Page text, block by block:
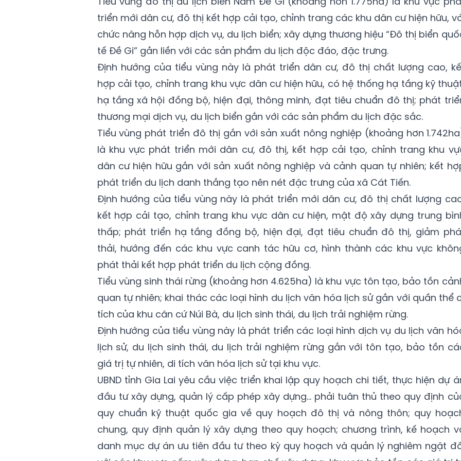
triển mới dân cư, đô thị kết hợp cải tạo, chỉnh trang các khu dân cư hiện hữu,
chức năng hỗn hợp dịch vụ, du lịch biển; xây dựng thương hiệu “Đô thị biển
tế Đề Gi” gắn liền với các sản phẩm du lịch độc đáo, đặc trưng.
Định hướng của tiểu vùng này là phát triển dân cư, đô thị chất lượng cao,
hợp cải tạo, chỉnh trang khu vực dân cư hiện hữu, có hệ thống hạ tầng kỹ
hạ tầng xã hội đồng bộ, hiện đại, thông minh, đạt tiêu chuẩn đô thị; phát
thương mại dịch vụ, du lịch biển gắn với các sản phẩm du lịch đặc sắc.
Tiểu vùng phát triển đô thị gắn với sản xuất nông nghiệp (khoảng hơn
là khu vực phát triển mới dân cư, đô thị, kết hợp cải tạo, chỉnh trang khu
dân cư hiện hữu gắn với sản xuất nông nghiệp và cảnh quan tự nhiên; kết
phát triển du lịch danh thắng tạo nên nét đặc trưng của xã Cát Tiến.
Định hướng của tiểu vùng này là phát triển mới dân cư, đô thị chất lượng
kết hợp cải tạo, chỉnh trang khu vực dân cư hiện, mật độ xây dựng trung
thấp; phát triển hạ tầng đồng bộ, hiện đại, đạt tiêu chuẩn đô thị, giảm
thải, hướng đến các khu vực canh tác hữu cơ, hình thành các khu vực
phát thải kết hợp phát triển du lịch cộng đồng.
Tiểu vùng sinh thái rừng (khoảng hơn 4.625ha) là khu vực tôn tạo, bảo tồn
quan tự nhiên; khai thác các loại hình du lịch văn hóa lịch sử gắn với quần thể
tích của khu căn cứ Núi Bà, du lịch sinh thái, du lịch trải nghiệm rừng.
Định hướng của tiểu vùng này là phát triển các loại hình dịch vụ du lịch văn
lịch sử, du lịch sinh thái, du lịch trải nghiệm rừng gắn với tôn tạo, bảo tồn
giá trị tự nhiên, di tích văn hóa lịch sử tại khu vực.
UBND tỉnh Gia Lai yêu cầu việc triển khai lập quy hoạch chi tiết, thực hiện dự
đầu tư xây dựng, quản lý cấp phép xây dựng… phải tuân thủ theo quy định
quy chuẩn kỹ thuật quốc gia về quy hoạch đô thị và nông thôn; quy
chung, quy định quản lý xây dựng theo quy hoạch; chương trình, kế hoạch
danh mục dự án ưu tiên đầu tư theo kỳ quy hoạch và quản lý nghiêm ngặt